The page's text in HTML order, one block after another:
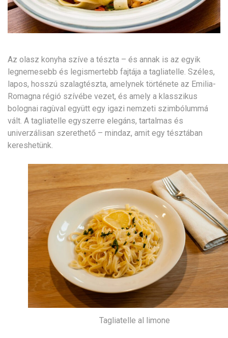
Az olasz konyha szíve a tészta – és annak is az egyik
legnemesebb és legismertebb fajtája a tagliatelle. Széles,
lapos, hosszú szalagtészta, amelynek története az Emilia-
Romagna régió szívébe vezet, és amely a klasszikus
bolognai ragùval együtt egy igazi nemzeti szimbólummá
vált. A tagliatelle egyszerre elegáns, tartalmas és
univerzálisan szerethető – mindaz, amit egy tésztában
kereshetünk.
Tagliatelle al limone